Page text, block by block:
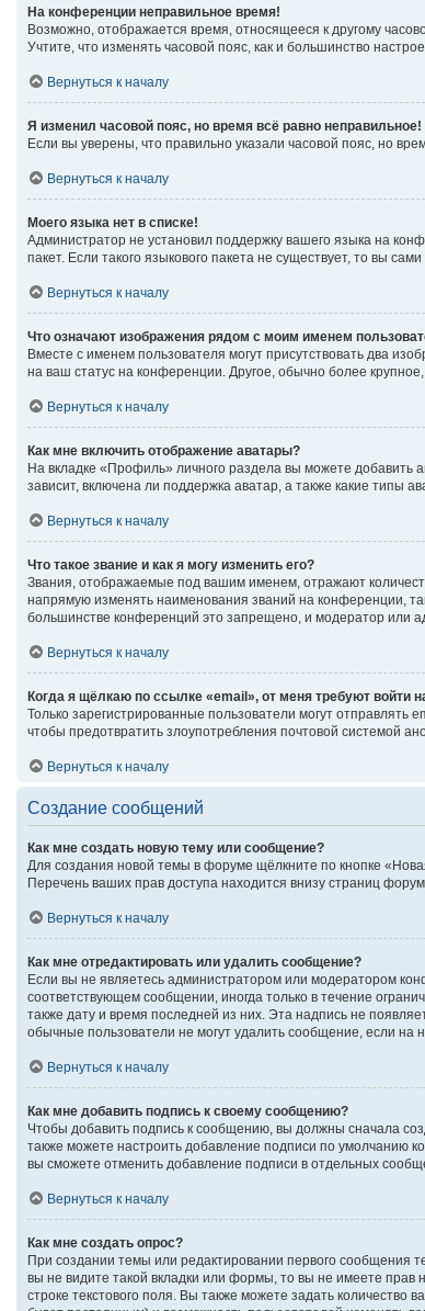
На конференции неправильное время!
Возможно, отображается время, относящееся к другому
Учтите, что изменять часовой пояс, как и большинство
Вернуться к началу
Я изменил часовой пояс, но время всё равно неправильное!
Если вы уверены, что правильно указали часовой пояс, но
Вернуться к началу
Моего языка нет в списке!
Администратор не установил поддержку вашего языка на
пакет. Если такого языкового пакета не существует, то вы
Вернуться к началу
Что означают изображения рядом с моим именем
Вместе с именем пользователя могут присутствовать два
на ваш статус на конференции. Другое, обычно более
Вернуться к началу
Как мне включить отображение аватары?
На вкладке «Профиль» личного раздела вы можете добавить
зависит, включена ли поддержка аватар, а также какие типы
Вернуться к началу
Что такое звание и как я могу изменить его?
Звания, отображаемые под вашим именем, отражают
напрямую изменять наименования званий на конференции,
большинстве конференций это запрещено, и модератор или
Вернуться к началу
Когда я щёлкаю по ссылке «email», от меня требуют войти
Только зарегистрированные пользователи могут
чтобы предотвратить злоупотребления почтовой системой
Вернуться к началу
Создание сообщений
Как мне создать новую тему или сообщение?
Для создания новой темы в форуме щёлкните по кнопке
Перечень ваших прав доступа находится внизу страниц
Вернуться к началу
Как мне отредактировать или удалить сообщение?
Если вы не являетесь администратором или модератором
соответствующем сообщении, иногда только в течение
также дату и время последней из них. Эта надпись не
обычные пользователи не могут удалить сообщение, если на
Вернуться к началу
Как мне добавить подпись к своему сообщению?
Чтобы добавить подпись к сообщению, вы должны сначала
также можете настроить добавление подписи по умолчанию
вы сможете отменить добавление подписи в отдельных
Вернуться к началу
Как мне создать опрос?
При создании темы или редактировании первого сообщения
вы не видите такой вкладки или формы, то вы не имеете прав
строке текстового поля. Вы также можете задать